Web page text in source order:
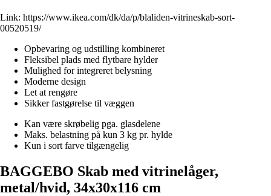
Link: https://www.ikea.com/dk/da/p/blaliden-vitrineskab-sort-
00520519/
Opbevaring og udstilling kombineret
Fleksibel plads med flytbare hylder
Mulighed for integreret belysning
Moderne design
Let at rengøre
Sikker fastgørelse til væggen
Kan være skrøbelig pga. glasdelene
Maks. belastning på kun 3 kg pr. hylde
Kun i sort farve tilgængelig
BAGGEBO Skab med vitrinelåger,
metal/hvid, 34x30x116 cm